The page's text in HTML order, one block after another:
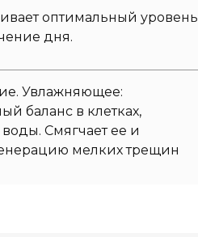
оптимальный уровень
дня.
Увлажняющее:
баланс в клетках,
Смягчает ее и
мелких трещин